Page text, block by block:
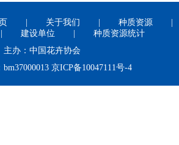
关于我们 种质资源
建设单位
种质资源统计
主办：中国花卉协会
京ICP备10047111号-4